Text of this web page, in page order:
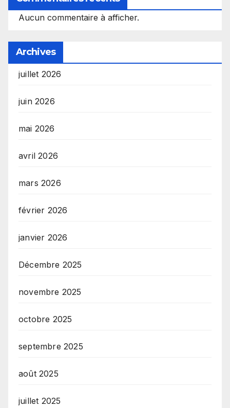
Aucun commentaire à afficher.
Archives
juillet 2026
juin 2026
mai 2026
avril 2026
mars 2026
février 2026
janvier 2026
Décembre 2025
novembre 2025
octobre 2025
septembre 2025
août 2025
juillet 2025